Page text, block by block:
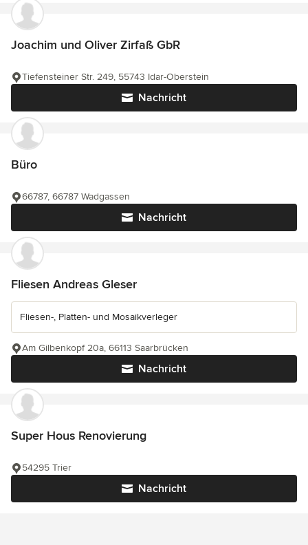
Joachim und Oliver Zirfaß GbR
Nachricht
Tiefensteiner Str. 249, 55743 Idar-Oberstein
Büro
Nachricht
66787, 66787 Wadgassen
Fliesen Andreas Gleser
Fliesen-, Platten- und Mosaikverleger
Nachricht
Am Gilbenkopf 20a, 66113 Saarbrücken
Super Hous Renovierung
Nachricht
54295 Trier